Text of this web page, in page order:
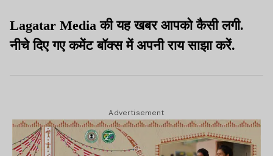
Lagatar Media की यह खबर आपको कैसी लगी.
नीचे दिए गए कमेंट बॉक्स में अपनी राय साझा करें.
Advertisement